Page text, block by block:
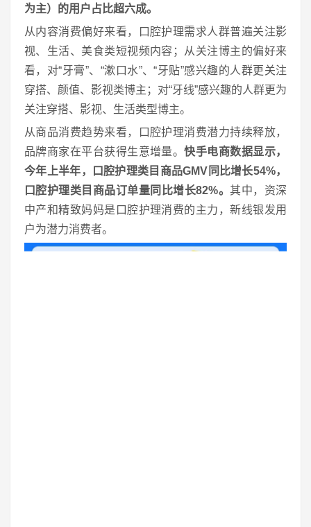
为主）的用户占比超六成。
从内容消费偏好来看，口腔护理需求人群普遍关注影
视、生活、美食类短视频内容；从关注博主的偏好来
看，对“牙膏”、“漱口水”、“牙贴”感兴趣的人群更关注
穿搭、颜值、影视类博主；对“牙线”感兴趣的人群更为
关注穿搭、影视、生活类型博主。
从商品消费趋势来看，口腔护理消费潜力持续释放，
品牌商家在平台获得生意增量。快手电商数据显示，
今年上半年，口腔护理类目商品GMV同比增长54%，
口腔护理类目商品订单量同比增长82%。其中，资深
中产和精致妈妈是口腔护理消费的主力，新线银发用
户为潜力消费者。